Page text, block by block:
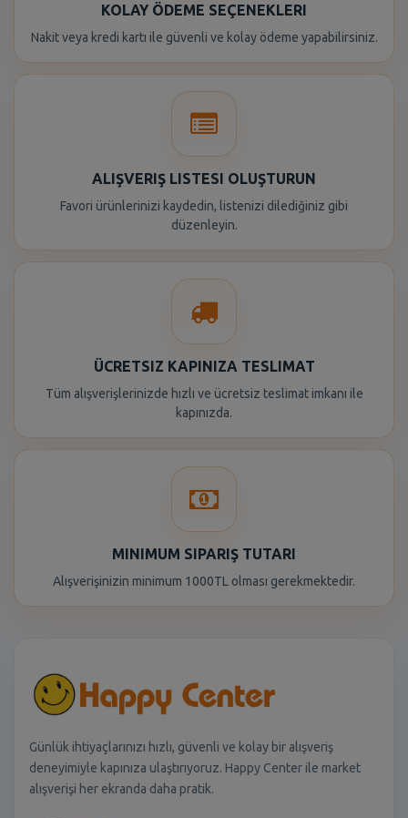
KOLAY ÖDEME SEÇENEKLERI
Nakit veya kredi kartı ile güvenli ve kolay ödeme yapabilirsiniz.
ALIŞVERIŞ LISTESI OLUŞTURUN
Favori ürünlerinizi kaydedin, listenizi dilediğiniz gibi
düzenleyin.
ÜCRETSIZ KAPINIZA TESLIMAT
Tüm alışverişlerinizde hızlı ve ücretsiz teslimat imkanı ile
kapınızda.
MINIMUM SIPARIŞ TUTARI
Alışverişinizin minimum 1000TL olması gerekmektedir.
Günlük ihtiyaçlarınızı hızlı, güvenli ve kolay bir alışveriş
deneyimiyle kapınıza ulaştırıyoruz. Happy Center ile market
alışverişi her ekranda daha pratik.